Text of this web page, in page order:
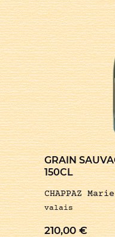
GRAIN
150CL
CHAPPAZ
valais
210,00€